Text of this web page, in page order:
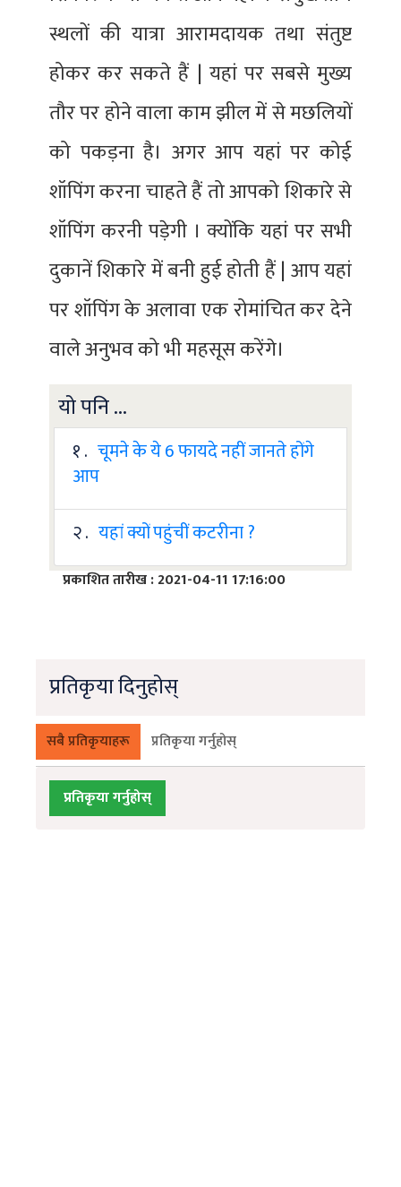
स्थलों की यात्रा आरामदायक तथा संतुष्ट
होकर कर सकते हैं | यहां पर सबसे मुख्य
तौर पर होने वाला काम झील में से मछलियों
को पकड़ना है। अगर आप यहां पर कोई
शॉपिंग करना चाहते हैं तो आपको शिकारे से
शॉपिंग करनी पड़ेगी । क्योंकि यहां पर सभी
दुकानें शिकारे में बनी हुई होती हैं | आप यहां
पर शॉपिंग के अलावा एक रोमांचित कर देने
वाले अनुभव को भी महसूस करेंगे।
यो पनि ...
१ . चूमने के ये 6 फायदे नहीं जानते होंगे
आप
२ . यहां क्यों पहुंचीं कटरीना ?
प्रकाशित तारीख : 2021-04-11 17:16:00
प्रतिकृया दिनुहोस्
सबै प्रतिकृयाहरू प्रतिकृया गर्नुहोस्
प्रतिकृया गर्नुहोस्